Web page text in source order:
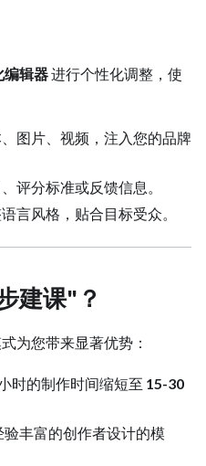
编辑器进行个性化调整，使
、图片、视频，注入您的品牌
评分标准或反馈信息。
言风格，贴合目标受众。
建课"？
为您带来显著优势：
时的制作时间缩短至 15-30
验丰富的创作者设计的模